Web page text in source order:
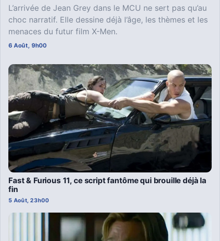
L’arrivée de Jean Grey dans le MCU ne sert pas qu’au
choc narratif. Elle dessine déjà l’âge, les thèmes et les
menaces du futur film X-Men.
6 Août, 9h00
Fast & Furious 11, ce script fantôme qui brouille déjà la
fin
5 Août, 23h00